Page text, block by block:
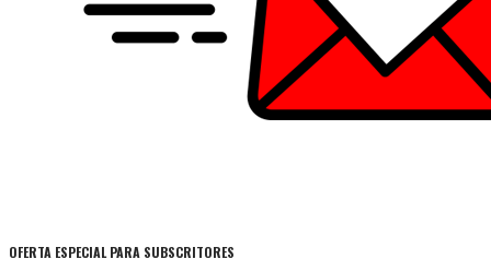
OFERTA ESPECIAL PARA SUBSCRITORES